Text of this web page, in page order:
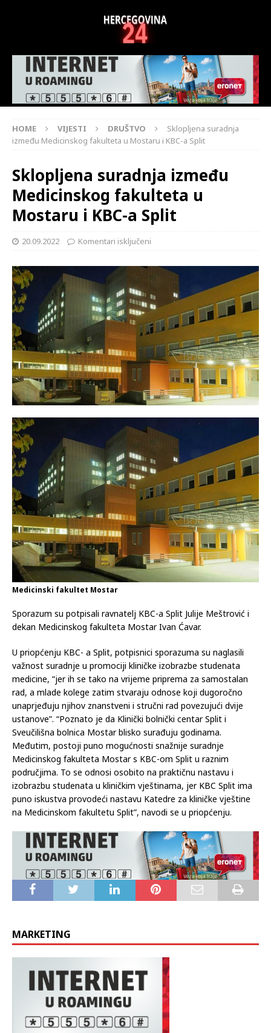
HOME VIJESTI DRUŠTVO
Sklopljena suradnja
između Medicinskog fakulteta u Mostaru i KBC-a Split
Sklopljena suradnja između
Medicinskog fakulteta u
Mostaru i KBC-a Split
20.09.2022 Komentari isključeni
Medicinski fakultet Mostar
Sporazum su potpisali ravnatelj KBC-a Split Julije Meštrović i
dekan Medicinskog fakulteta Mostar Ivan Ćavar.
U priopćenju KBC- a Split, potpisnici sporazuma su naglasili
važnost suradnje u promociji kliničke izobrazbe studenata
medicine, “jer ih se tako na vrijeme priprema za samostalan
rad, a mlade kolege zatim stvaraju odnose koji dugoročno
unaprjeđuju njihov znanstveni i stručni rad povezujući dvije
ustanove”. “Poznato je da Klinički bolnički centar Split i
Sveučilišna bolnica Mostar blisko surađuju godinama.
Međutim, postoji puno mogućnosti snažnije suradnje
Medicinskog fakulteta Mostar s KBC-om Split u raznim
područjima. To se odnosi osobito na praktičnu nastavu i
izobrazbu studenata u kliničkim vještinama, jer KBC Split ima
puno iskustva provodeći nastavu Katedre za kliničke vještine
na Medicinskom fakultetu Split”, navodi se u priopćenju.
MARKETING